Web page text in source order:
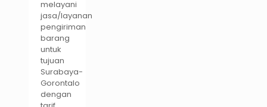
melayani
jasa/layanan
pengiriman
barang
untuk
tujuan
Surabaya-
Gorontalo
dengan